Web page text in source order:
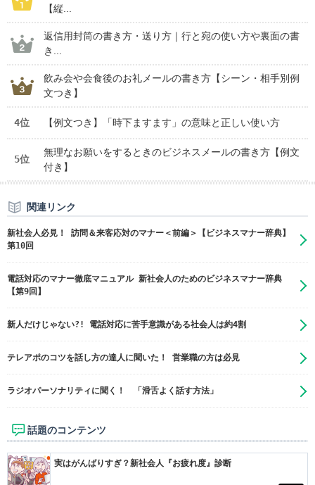
【縦...
返信用封筒の書き方・送り方｜行と宛の使い方や裏面の書
き...
飲み会や会食後のお礼メールの書き方【シーン・相手別例
文つき】
4位 【例文つき】「時下ますます」の意味と正しい使い方
5位
無理なお願いをするときのビジネスメールの書き方【例文
付き】
関連リンク
新社会人必見！ 訪問＆来客応対のマナー＜前編＞【ビジネスマナー辞典】
第10回
電話対応のマナー徹底マニュアル 新社会人のためのビジネスマナー辞典
【第9回】
新人だけじゃない?! 電話対応に苦手意識がある社会人は約4割
テレアポのコツを話し方の達人に聞いた！ 営業職の方は必見
ラジオパーソナリティに聞く！ 「滑舌よく話す方法」
話題のコンテンツ
実はがんばりすぎ？新社会人『お疲れ度』診断